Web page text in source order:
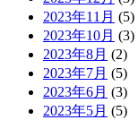
2023年11月 (5)
2023年10月 (3)
2023年8月 (2)
2023年7月 (5)
2023年6月 (3)
2023年5月 (5)